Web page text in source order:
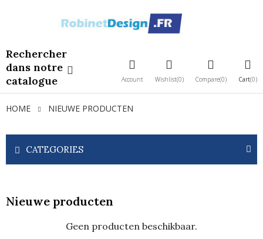
Rechercher
dans notre
catalogue
Account Wishlist 0 Compare 0 Cart 0
HOME NIEUWE PRODUCTEN
CATEGORIES
Nieuwe producten
Geen producten beschikbaar.